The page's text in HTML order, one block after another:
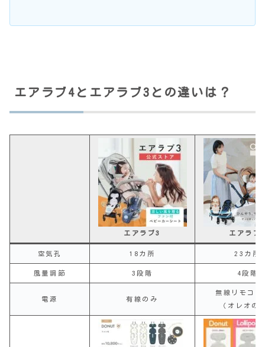
エアラブ4とエアラブ3との違いは？
エアラブ3 エアラブ
空気孔 18カ所 23カ所
風量調節 3段階 4段階
電源 有線のみ
無線リモコン
（オレオの